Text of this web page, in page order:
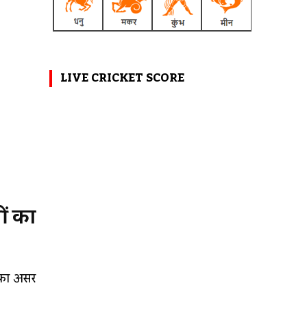
का
असर
LIVE CRICKET SCORE